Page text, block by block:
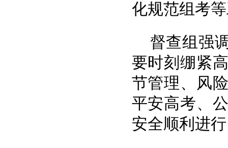
化规范组考
督查组强
要时刻绷紧
节管理、风
平安高考、
安全顺利进